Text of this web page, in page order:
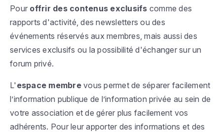
Pour offrir des contenus exclusifs comme des
rapports d'activité, des newsletters ou des
événements réservés aux membres, mais aussi des
services exclusifs ou la possibilité d'échanger sur un
forum privé.
L' espace membrevous permet de séparer facilement
l’information publique de l’information privée au sein de
votre association et de gérer plus facilement vos
adhérents. Pour leur apporter des informations et des